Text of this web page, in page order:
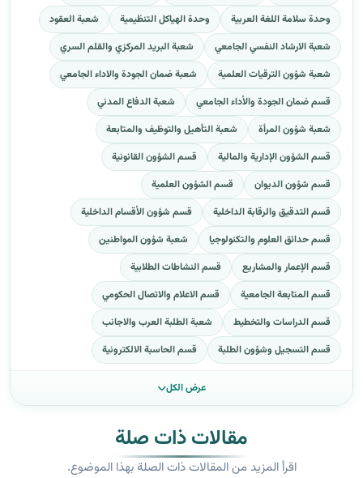
وحدة سلامة اللغة العربية
وحدة الهياكل التنظيمية
شعبة العقود
شعبة الارشاد النفسي الجامعي
شعبة البريد المركزي والقلم السري
شعبة شؤون الترقيات العلمية
شعبة ضمان الجودة والاداء الجامعي
قسم ضمان الجودة والأداء الجامعي
شعبة الدفاع المدني
شعبة شؤون المرأة
شعبة التأهيل والتوظيف والمتابعة
قسم الشؤون الإدارية والمالية
قسم الشؤون القانونية
قسم شؤون الديوان
قسم الشؤون العلمية
قسم التدقيق والرقابة الداخلية
قسم شؤون الأقسام الداخلية
قسم حدائق العلوم والتكنولوجيا
شعبة شؤون المواطنين
قسم الإعمار والمشاريع
قسم النشاطات الطلابية
قسم المتابعة الجامعية
قسم الاعلام والاتصال الحكومي
قسم الدراسات والتخطيط
شعبة الطلبة العرب والاجانب
قسم التسجيل وشؤون الطلبة
قسم الحاسبة الالكترونية
عرض الكل
مقالات ذات صلة
اقرأ المزيد من المقالات ذات الصلة بهذا الموضوع.